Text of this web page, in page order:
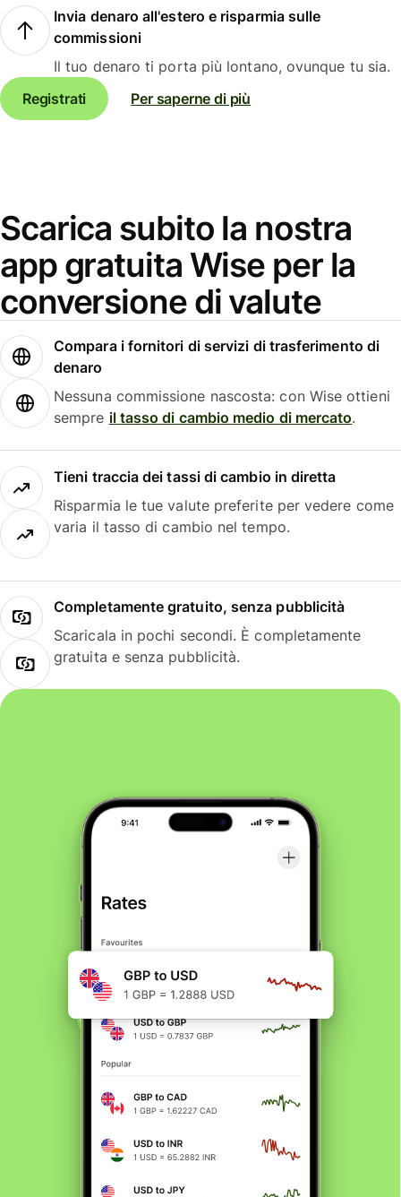
Invia denaro all'estero e risparmia sulle
commissioni
Il tuo denaro ti porta più lontano, ovunque tu sia.
Registrati
Per saperne di più
Scarica subito la nostra
app gratuita Wise per la
conversione di valute
Compara i fornitori di servizi di trasferimento di
denaro
Nessuna commissione nascosta: con Wise ottieni
sempre il tasso di cambio medio di mercato.
Tieni traccia dei tassi di cambio in diretta
Risparmia le tue valute preferite per vedere come
varia il tasso di cambio nel tempo.
Completamente gratuito, senza pubblicità
Scaricala in pochi secondi. È completamente
gratuita e senza pubblicità.